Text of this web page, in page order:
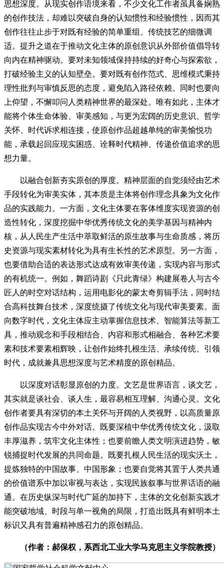
思想深度。从现实创作语境来看，不少文化工作者虽具备娴熟
的创作技法，却难以突破自身的认知惯性和经验惯性，因而其
创作往往止步于对既有经验的简单重组、传统技艺的细微调
适。提升之道在于推动文化主体的原创意识从外部价值倡导转
向内在精神驱动。要对未知领域保持持续的好奇心与探索欲，
打破经验主义的认知壁垒。要对既有创作范式、思维模式秉持
理性批判与审慎反思的态度，避免陷入路径依赖。同时也要向
上仰望，不懈叩问人类精神世界的最深处。唯有如此，主体才
能将个体生命体验、审美感知，与更为宏阔的历史意识、哲学
关怀、时代诉求相连接，使原创作品超越单纯的审美愉悦功
能，承载起回应现实困惑、诠释时代精神、传递价值追求的思
想力量。
以融合创新夯实原创的厚度。精神层面的自觉须经由艺术
手段转化为审美实体，其本质是主体将创作理念具象为文化作
品的实践能力。一方面，文化主体要在客体维度实现资源的创
造性转化，深度挖掘中华优秀传统文化的美学基因与精神内
核，从人民生产生活中萃取鲜活的原生故事与生命质感，将历
史资源与现实素材转化为具有生长性的艺术原型。另一方面，
也要借助合适的表达形式达成有效审美传递，实现内容与形式
的有机统一。例如，舞蹈诗剧《只此青绿》构建展卷人与古今
匠人的时空对话结构，运用电影化的蒙太奇剪辑手法，同时结
合高科技舞台技术，深度统摄了传统文化与现代审美要素。面
向数字时代，文化主体应主动掌握信息技术、智能算法等新工
具，推动观念和手段相结合、内容和形式相融合、各种艺术要
素和技术要素相辉映，让创作始终扎根生活、承续传统、引领
时代，成就兼具思想深度与艺术精度的原创精品。
以深度对话彰显原创的力度。文艺是世界语言，谈文艺，
其实就是谈社会、谈人生，最容易相互理解、沟通心灵。文化
创作者要具有深切的本土关怀与开阔的人类视野，以高质量原
创作品实现古今中外对话。既要深植中华优秀传统文化，汲取
丰厚滋养，筑牢文化主体性；也要前瞻人类文明演进趋势，敏
锐捕捉时代发展的共同命题。既要扎根人民生活的现实沃土，
提炼独特的中国故事、中国形象；也要自觉将其置于人类共通
的价值谱系中加以审视与表达，实现民族叙事与世界话语的融
通。在历史纵深与时代广延的加持下，主体的文化创新实践才
能突破地域、时段与单一视角的局限，打造出既具有鲜明本土
标识又具有普遍精神感召力的原创精品。
（作者：郝保权，系西北工业大学马克思主义学院教授）